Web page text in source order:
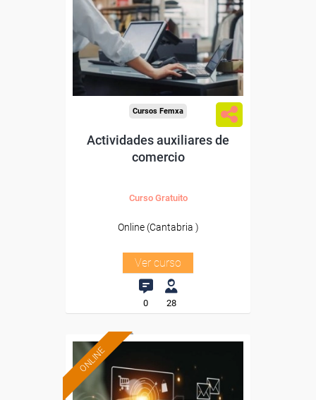
Para desempleados,
trabajadores y autónomos
de Cantabria.
Para todos los sectores.
Cursos Femxa
Actividades auxiliares de
comercio
Curso Gratuito
Online (Cantabria )
Ver curso
0 28
ONLINE
Formación 100%
subvencionada.